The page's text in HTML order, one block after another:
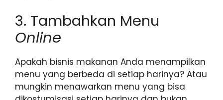
3. Tambahkan Menu
Online
Apakah bisnis makanan Anda menampilkan
menu yang berbeda di setiap harinya? Atau
mungkin menawarkan menu yang bisa